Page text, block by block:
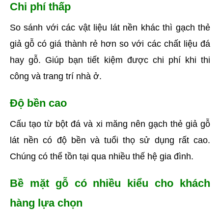
Chi phí thấp
So sánh với các vật liệu lát nền khác thì gạch thẻ
giả gỗ có giá thành rẻ hơn so với các chất liệu đá
hay gỗ. Giúp bạn tiết kiệm được chi phí khi thi
công và trang trí nhà ở.
Độ bền cao
Cấu tạo từ bột đá và xi măng nên gạch thẻ giả gỗ
lát nền có độ bền và tuổi thọ sử dụng rất cao.
Chúng có thể tồn tại qua nhiều thế hệ gia đình.
Bề mặt gỗ có nhiều kiểu cho khách
hàng lựa chọn